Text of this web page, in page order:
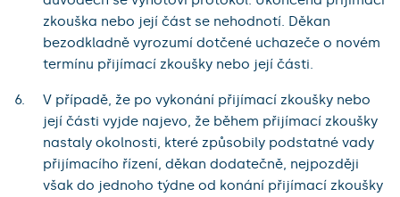
zkouška nebo její část se nehodnotí. Děkan
bezodkladně vyrozumí dotčené uchazeče o novém
termínu přijímací zkoušky nebo její části.
V případě, že po vykonání přijímací zkoušky nebo
její části vyjde najevo, že během přijímací zkoušky
nastaly okolnosti, které způsobily podstatné vady
přijímacího řízení, děkan dodatečně, nejpozději
však do jednoho týdne od konání přijímací zkoušky